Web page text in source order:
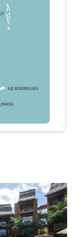
un accès facile
voyage idéal
précieux et
Seychelles.
Voyage
doit être
nous avons
découverte,
expertise des
familles, des
îles et des
les enfants
avant,
de créer des